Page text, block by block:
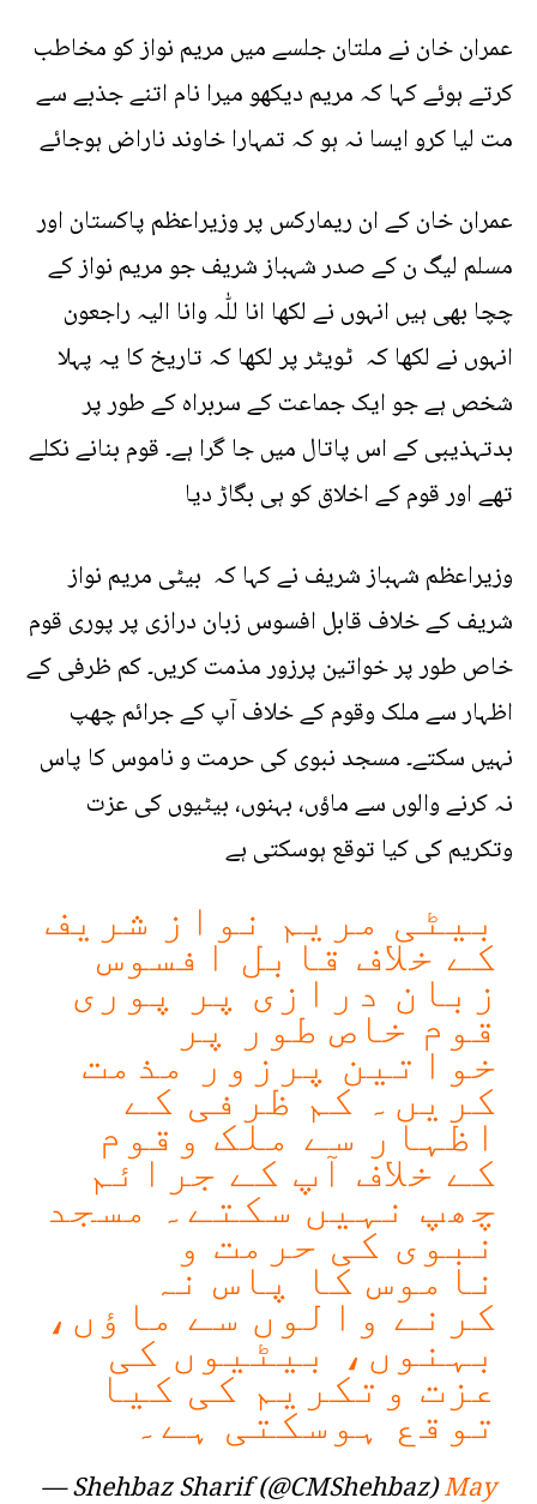
عمران خان نے ملتان جلسے میں مریم نواز کو مخاطب
کرتے ہوئے کہا کہ مریم دیکھو میرا نام اتنے جذبے سے
مت لیا کرو ایسا نہ ہو کہ تمہارا خاوند ناراض ہوجائے
عمران خان کے ان ریمارکس پر وزیراعظم پاکستان اور
مسلم لیگ ن کے صدر شہباز شریف جو مریم نواز کے
چچا بھی ہیں انہوں نے لکھا انا للّٰہ وانا الیہ راجعون
انہوں نے لکھا کہ ٹویٹر پر لکھا کہ تاریخ کا یہ پہلا
شخص ہے جو ایک جماعت کے سربراہ کے طور پر
بدتہذیبی کے اس پاتال میں جا گرا ہے۔ قوم بنانے نکلے
تھے اور قوم کے اخلاق کو ہی بگاڑ دیا
وزیراعظم شہباز شریف نے کہا کہ بیٹی مریم نواز
شریف کے خلاف قابل افسوس زبان درازی پر پوری قوم
خاص طور پر خواتین پرزور مذمت کریں۔ کم ظرفی کے
اظہار سے ملک وقوم کے خلاف آپ کے جرائم چھپ
نہیں سکتے۔ مسجد نبوی کی حرمت و ناموس کا پاس
نہ کرنے والوں سے ماؤں، بہنوں، بیٹیوں کی عزت
وتکریم کی کیا توقع ہوسکتی ہے
بیٹی مریم نواز شریف
کے خلاف قابل افسوس
زبان درازی پر پوری
قوم خاص طور پر
خواتین پرزور مذمت
کریں۔ کم ظرفی کے
اظہار سے ملک وقوم
کے خلاف آپ کے جرائم
چھپ نہیں سکتے۔ مسجد
نبوی کی حرمت و
ناموس کا پاس نہ
کرنے والوں سے ماؤں،
بہنوں، بیٹیوں کی
عزت وتکریم کی کیا
توقع ہوسکتی ہے۔
— Shehbaz Sharif (@CMShehbaz)May